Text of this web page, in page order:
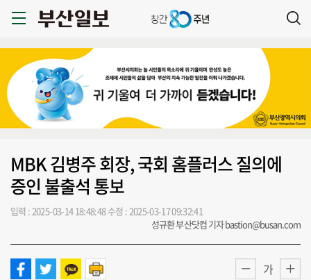
MBK 김병주 회장, 국회 홈플러스 질의에
증인 불출석 통보
입력 : 2025-03-14 18:48:48수정 : 2025-03-17 09:32:41
성규환 부산닷컴 기자 bastion@busan.com
가